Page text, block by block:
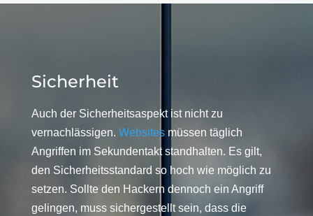
Sicherheit
Auch der Sicherheitsaspekt ist nicht zu
vernachlässigen. Websitesmüssen täglich
Angriffen im Sekundentakt standhalten. Es gilt,
den Sicherheitsstandard so hoch wie möglich zu
setzen. Sollte den Hackern dennoch ein Angriff
gelingen, muss sichergestellt sein, dass die